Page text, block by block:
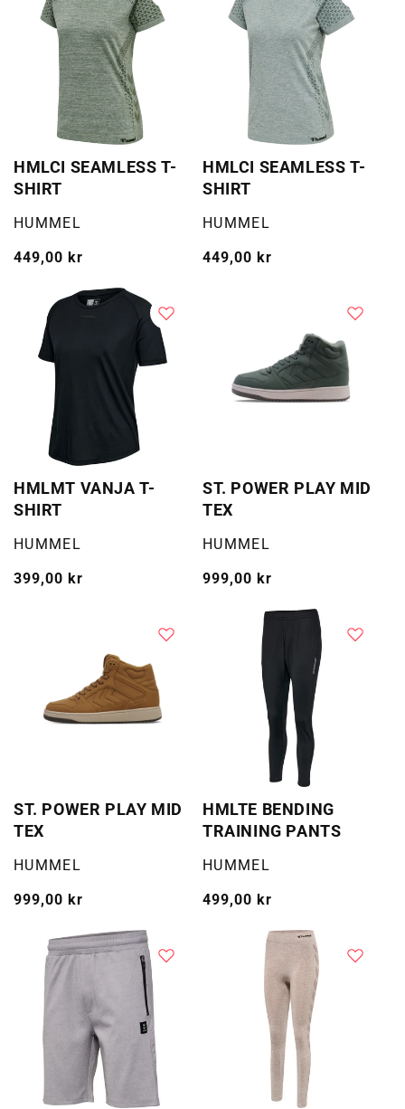
HMLCI SEAMLESS T-
SHIRT
Selger:
HUMMEL
Vanlig
449,00 kr
HMLCI SEAMLESS T-
SHIRT
Selger:
HUMMEL
Vanlig
449,00 kr
HMLMT VANJA T-
SHIRT
Selger:
HUMMEL
Vanlig
399,00 kr
ST. POWER PLAY MID
TEX
Selger:
HUMMEL
Vanlig
999,00 kr
ST. POWER PLAY MID
TEX
Selger:
HUMMEL
Vanlig
999,00 kr
HMLTE BENDING
TRAINING PANTS
Selger:
HUMMEL
Vanlig
499,00 kr